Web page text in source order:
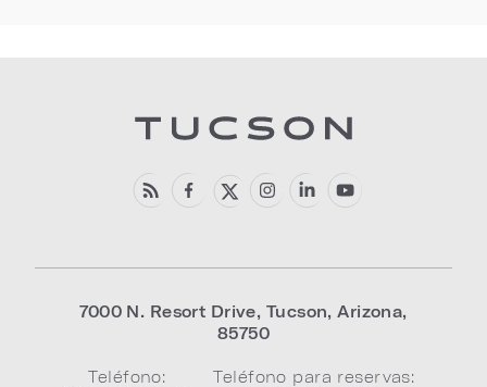
7000 N. Resort Drive, Tucson,Arizona,
85750
Teléfono:
Teléfono para reservas: